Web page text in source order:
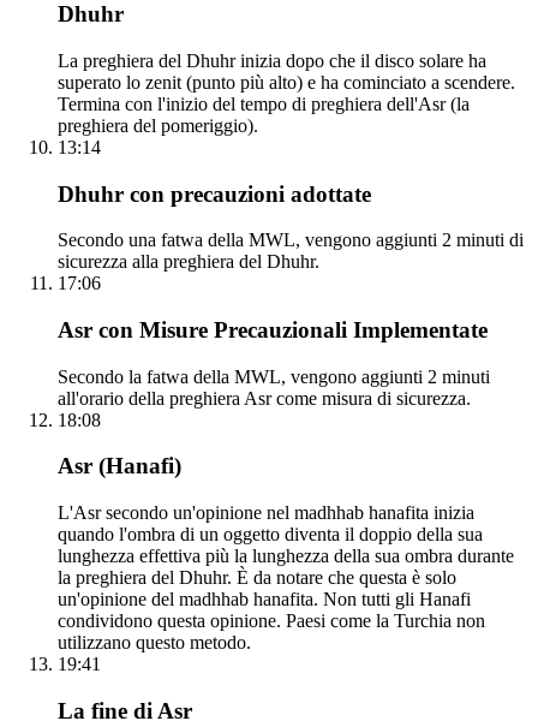
Dhuhr
La preghiera del Dhuhr inizia dopo che il disco solare ha
superato lo zenit (punto più alto) e ha cominciato a scendere.
Termina con l'inizio del tempo di preghiera dell'Asr (la
preghiera del pomeriggio).
13:14
Dhuhr con precauzioni adottate
Secondo una fatwa della MWL, vengono aggiunti 2 minuti di
sicurezza alla preghiera del Dhuhr.
17:06
Asr con Misure Precauzionali Implementate
Secondo la fatwa della MWL, vengono aggiunti 2 minuti
all'orario della preghiera Asr come misura di sicurezza.
18:08
Asr (Hanafi)
L'Asr secondo un'opinione nel madhhab hanafita inizia
quando l'ombra di un oggetto diventa il doppio della sua
lunghezza effettiva più la lunghezza della sua ombra durante
la preghiera del Dhuhr. È da notare che questa è solo
un'opinione del madhhab hanafita. Non tutti gli Hanafi
condividono questa opinione. Paesi come la Turchia non
utilizzano questo metodo.
19:41
La fine di Asr